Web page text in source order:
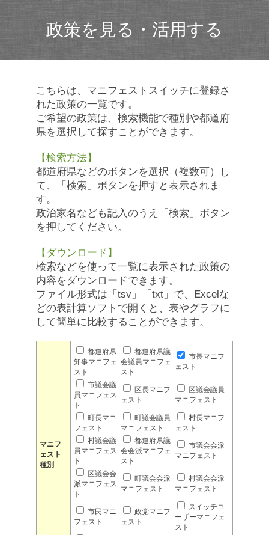
政策を見る・活用する
こちらは、マニフェストスイッチに登録さ
れた政策の一覧です。
ご希望の政策は、検索機能で種別や都道府
県を選択して探すことができます。
【検索方法】
都道府県などのボタンを選択（複数可）し
て、「検索」ボタンを押すと表示されま
す。
政治家名なども記入のうえ「検索」ボタン
を押してください。
【ダウンロード】
検索などを使って一覧に表示された政策の
内容をダウンロードできます。
ファイル形式は「tsv」「txt」で、Excelな
どの表計算ソフトで開くと、表やグラフに
して簡単に比較することができます。
マニフ
ェスト
種別
都道府県
知事マニフェ
スト
都道府県議
会議員マニフェ
スト
市長マニフ
ェスト
市議会議
員マニフェス
ト
区長マニフ
ェスト
区議会議員
マニフェスト
町長マニ
フェスト
町議会議員
マニフェスト
村長マニフ
ェスト
村議会議
員マニフェス
ト
都道府県議
会会派マニフェ
スト
市議会会派
マニフェスト
区議会会
派マニフェス
ト
町議会会派
マニフェスト
村議会会派
マニフェスト
市民マニ
フェスト
政党マニフ
ェスト
スイッチユ
ーザーマニフェ
スト